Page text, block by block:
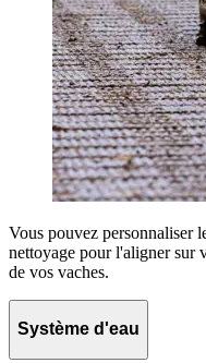
Vous pouvez personnaliser
nettoyage pour l'aligner sur
de vos vaches.
Système d'eau